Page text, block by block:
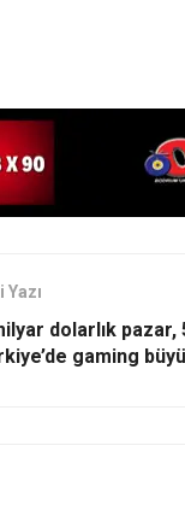
dolarlık
gaming